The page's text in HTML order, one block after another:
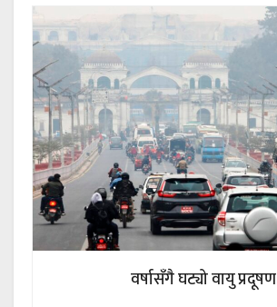
वर्षासँगै घट्यो वायु प्रदूषण